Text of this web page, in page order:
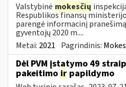
Valstybinė mokesčių
Respublikos finansų
parengė informacinį
gyventojų 2020 m....
Metai: 2021 Pagrindinis:
Dėl PVM įstatymo 49
pakeitimo ir papildymo